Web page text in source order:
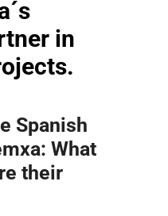
in
Spanish
What
their